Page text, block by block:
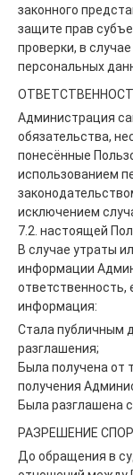
законного
защите прав
проверки, в
персональных
Администрация
обязательства,
понесённые
использованием
исключением
7.2. настоящей
В случае утраты
информации
ответственность,
информация:
Стала публичным
разглашения;
Была получена от
получения
Была разглашена
РАЗРЕШЕНИЕ
До обращения в